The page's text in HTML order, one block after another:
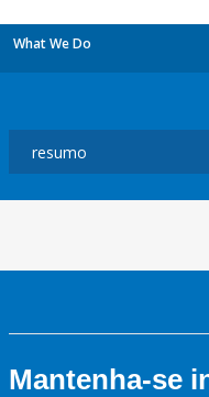
What We Do
Mantenha-se